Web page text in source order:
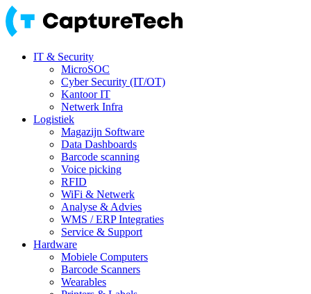
IT & Security
MicroSOC
Cyber Security (IT/OT)
Kantoor IT
Netwerk Infra
Logistiek
Magazijn Software
Data Dashboards
Barcode scanning
Voice picking
RFID
WiFi & Netwerk
Analyse & Advies
WMS / ERP Integraties
Service & Support
Hardware
Mobiele Computers
Barcode Scanners
Wearables